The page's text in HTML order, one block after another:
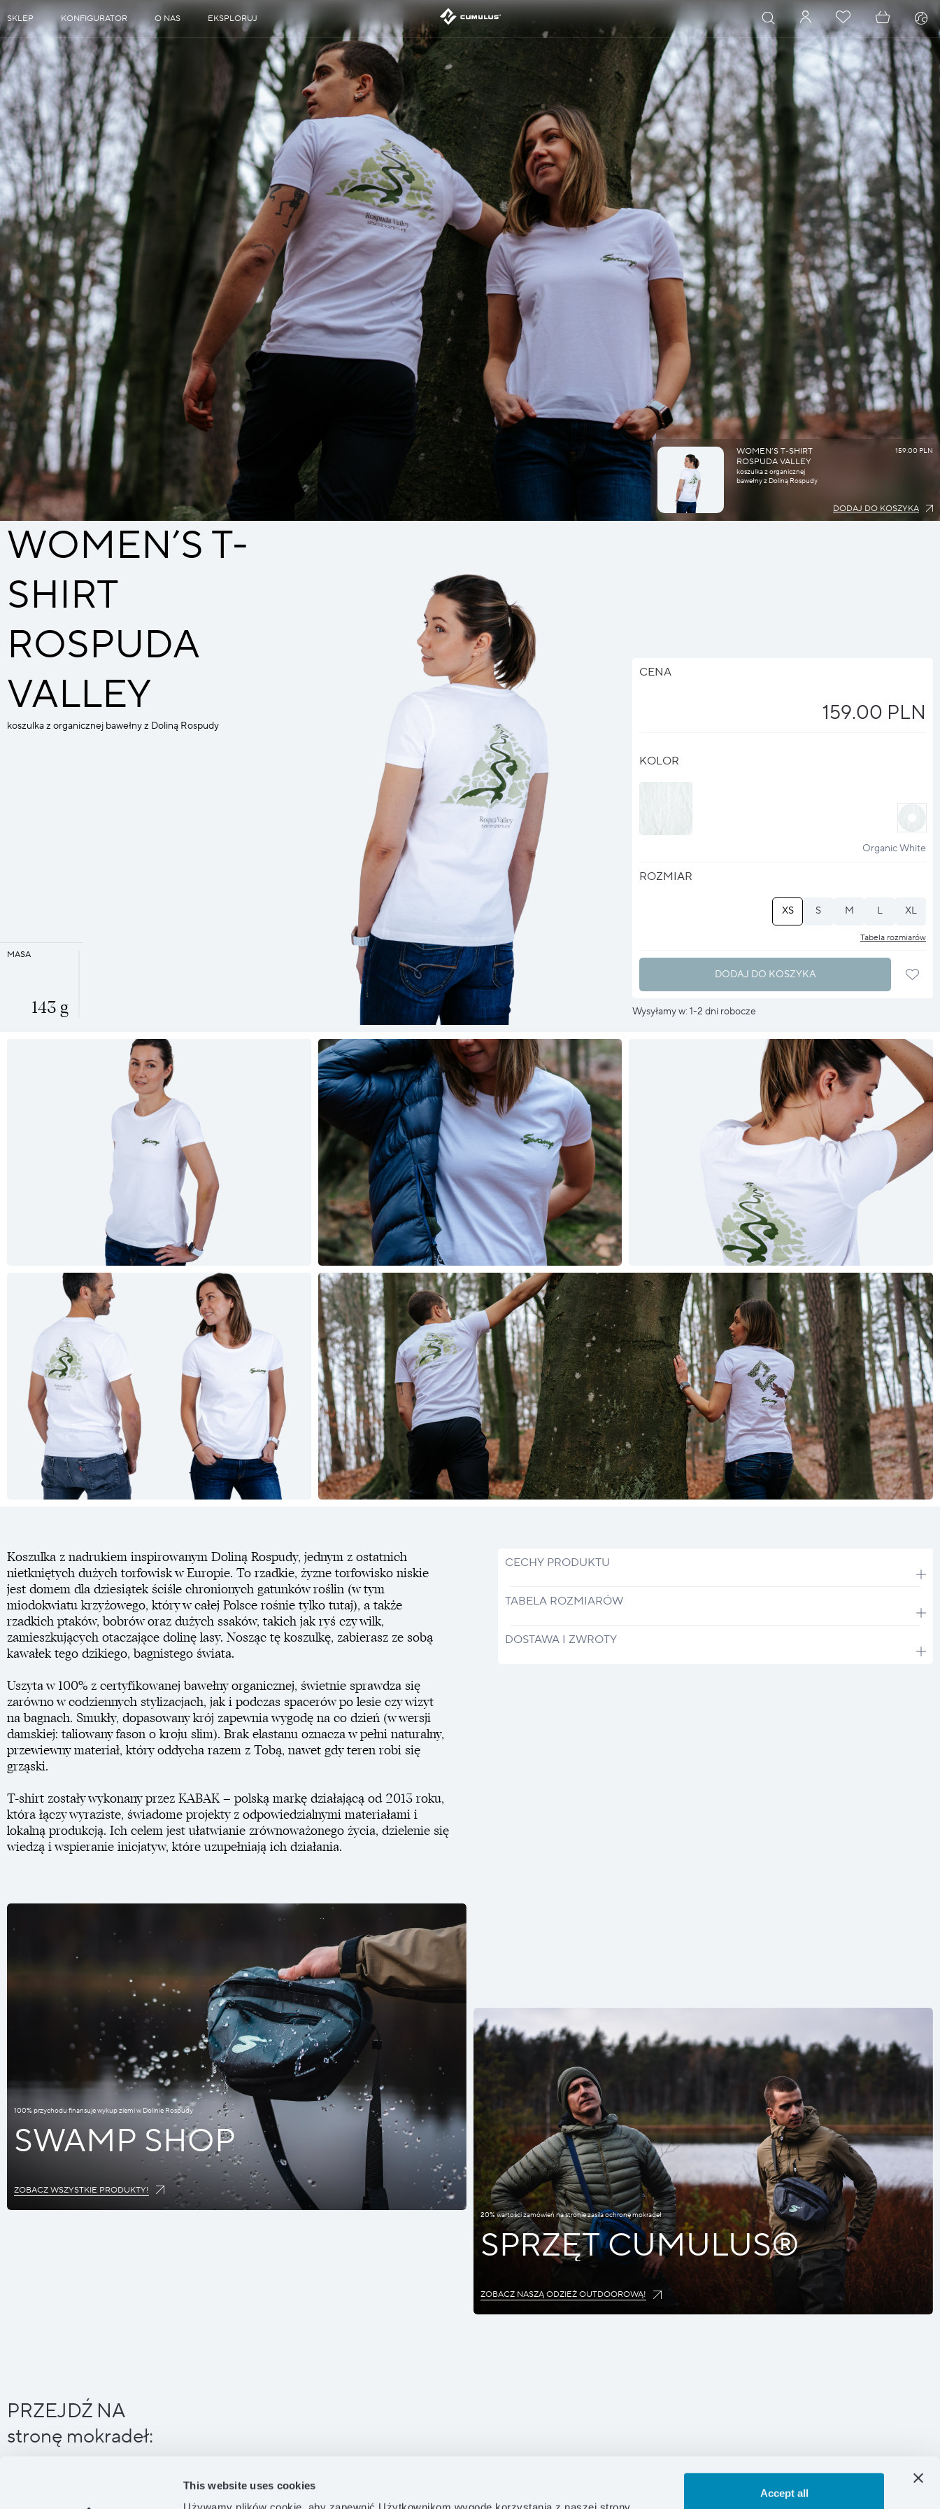
This website uses cookies
Accept all
SKLEP KONFIGURATOR O NAS EKSPLORUJ
WOMEN’S T-SHIRT
ROSPUDA VALLEY
koszulka z organicznej
bawełny z Doliną Rospudy
159.00 PLN
DODAJ DO KOSZYKA
WOMEN’S T-
SHIRT
ROSPUDA
VALLEY
koszulka z organicznej bawełny z Doliną Rospudy
MASA
143 g
CENA
159.00 PLN
KOLOR
Organic White
ROZMIAR
XL
L
M
S
XS
Tabela rozmiarów
DODAJ DO KOSZYKA
Wysyłamy w: 1-2 dni robocze
Koszulka z nadrukiem inspirowanym Doliną Rospudy, jednym z ostatnich
nietkniętych dużych torfowisk w Europie. To rzadkie, żyzne torfowisko niskie
jest domem dla dziesiątek ściśle chronionych gatunków roślin (w tym
miodokwiatu krzyżowego, który w całej Polsce rośnie tylko tutaj), a także
rzadkich ptaków, bobrów oraz dużych ssaków, takich jak ryś czy wilk,
zamieszkujących otaczające dolinę lasy. Nosząc tę koszulkę, zabierasz ze sobą
kawałek tego dzikiego, bagnistego świata.
Uszyta w 100% z certyfikowanej bawełny organicznej, świetnie sprawdza się
zarówno w codziennych stylizacjach, jak i podczas spacerów po lesie czy wizyt
na bagnach. Smukły, dopasowany krój zapewnia wygodę na co dzień (w wersji
damskiej: taliowany fason o kroju slim). Brak elastanu oznacza w pełni naturalny,
przewiewny materiał, który oddycha razem z Tobą, nawet gdy teren robi się
grząski.
T-shirt zostały wykonany przez KABAK – polską markę działającą od 2013 roku,
która łączy wyraziste, świadome projekty z odpowiedzialnymi materiałami i
lokalną produkcją. Ich celem jest ułatwianie zrównoważonego życia, dzielenie się
wiedzą i wspieranie inicjatyw, które uzupełniają ich działania.
CECHY PRODUKTU
TABELA ROZMIARÓW
DOSTAWA I ZWROTY
100% przychodu finansuje wykup ziemi w Dolinie Rospudy
SWAMP SHOP
ZOBACZ WSZYSTKIE PRODUKTY!
20% wartości zamówień na stronie zasila ochronę mokradeł
SPRZĘT CUMULUS®
ZOBACZ NASZĄ ODZIEŻ OUTDOOROWĄ!
PRZEJDŹ NA
stronę mokradeł: